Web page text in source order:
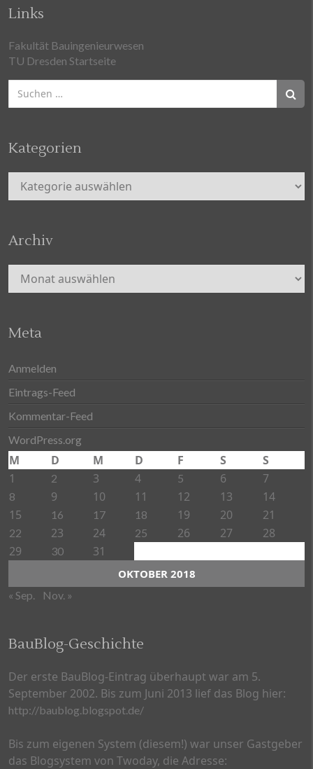
Links
Fakultät Bauingenieurwesen
TU Dresden Startseite
Suchen
nach:
Kategorien
Kategorien
Archiv
Archiv
Meta
Anmelden
Eintrags-Feed
Kommentar-Feed
WordPress.org
OKTOBER 2018
M D M D F S
S
1
2 3 4 5 6 7
8 9 10 11 12 13
14
15
16 17 18 19 20 21
22 23 24 25 26 27
28
29
30 31
« Sep. Nov. »
BauBlog-Geschichte
Der erste BauBlog-Eintrag überhaupt war am 5.
September 2002. Bis zum Juni 2013 lief das Blog hier:
http://baublog.blogspot.de/
Bis zum eigenen System (diesem!) war unser Gastgeber
das Blogsystem von Twoday, die Adresse: